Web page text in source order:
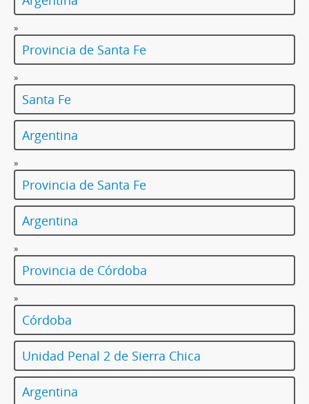
»
Provincia de Santa Fe
»
Santa Fe
Argentina
»
Provincia de Santa Fe
Argentina
»
Provincia de Córdoba
»
Córdoba
Unidad Penal 2 de Sierra Chica
Argentina